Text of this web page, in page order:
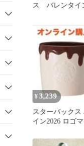
ス バレンタイ
¥ 3,239
スターバックス
イン2026 ロゴマ